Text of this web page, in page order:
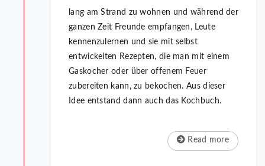
lang am Strand zu wohnen und während der
ganzen Zeit Freunde empfangen, Leute
kennenzulernen und sie mit selbst
entwickelten Rezepten, die man mit einem
Gaskocher oder über offenem Feuer
zubereiten kann, zu bekochen. Aus dieser
Idee entstand dann auch das Kochbuch.
Read more